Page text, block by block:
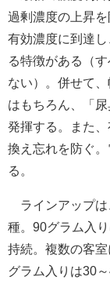
過剰濃度の上昇
有効濃度に到達
る特徴がある（
ない）。併せて
はもちろん、「
発揮する。また
換え忘れを防ぐ
る。
ラインアップは
種。90グラム入
持続。複数の客
グラム入りは30